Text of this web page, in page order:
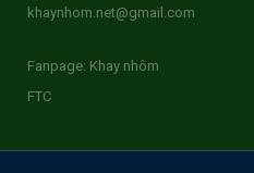
khaynhom.net@gmail.com
Fanpage: Khay nhôm
FTC